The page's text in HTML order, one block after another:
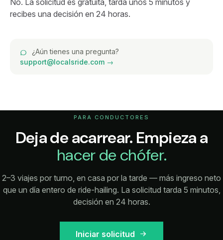
recibes una decisión en 24 horas.
¿Aún tienes una pregunta?
support@localsride.com →
PARA CONDUCTORES
Deja de acarrear. Empieza a
hacer de chófer.
2–3 viajes por turno, en casa por la tarde — más ingreso neto
que un día entero de ride-hailing. La solicitud tarda 5 minutos,
decisión en 24 horas.
Iniciar solicitud